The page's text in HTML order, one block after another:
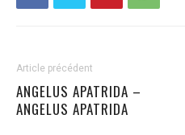
Article précédent
ANGELUS APATRIDA –
ANGELUS APATRIDA